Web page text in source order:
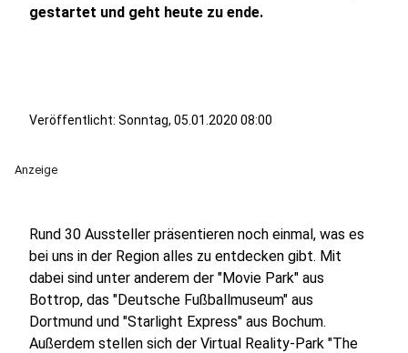
gestartet und geht heute zu ende.
Veröffentlicht: Sonntag, 05.01.2020 08:00
Anzeige
Rund 30 Aussteller präsentieren noch einmal, was es
bei uns in der Region alles zu entdecken gibt. Mit
dabei sind unter anderem der "Movie Park" aus
Bottrop, das "Deutsche Fußballmuseum" aus
Dortmund und "Starlight Express" aus Bochum.
Außerdem stellen sich der Virtual Reality-Park "The